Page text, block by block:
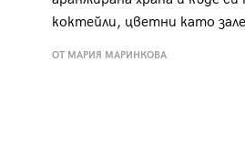
коктейли, цветни като
ОТ МАРИЯ МАРИНКОВА